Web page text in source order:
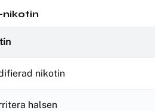
nikotin
nikotin
halsen